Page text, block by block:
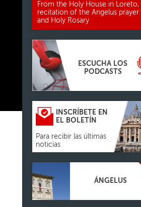
From the Holy House in Loreto,
recitation of the Angelus prayer
and Holy Rosary
ESCUCHA LOS
PODCASTS
INSCRÍBETE EN
EL BOLETÍN
Para recibir las últimas
noticias
ÁNGELUS